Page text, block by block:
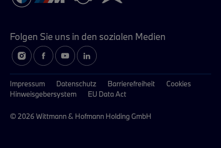
Folgen Sie uns in den sozialen Medien
Impressum Datenschutz Barrierefreiheit
Cookies
Hinweisgebersystem
EU Data Act
© 2026 Wittmann & Hofmann Holding GmbH